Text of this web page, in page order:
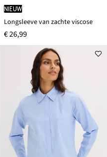
Nieuw
Longsleeve van zachte viscose
€ 26,99